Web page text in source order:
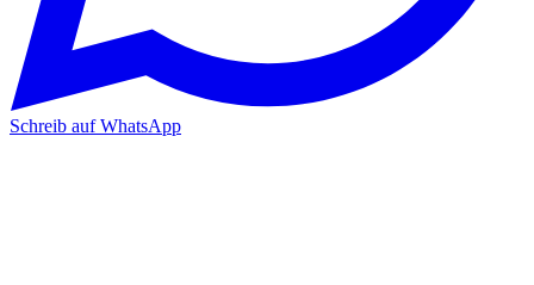
Schreib auf WhatsApp